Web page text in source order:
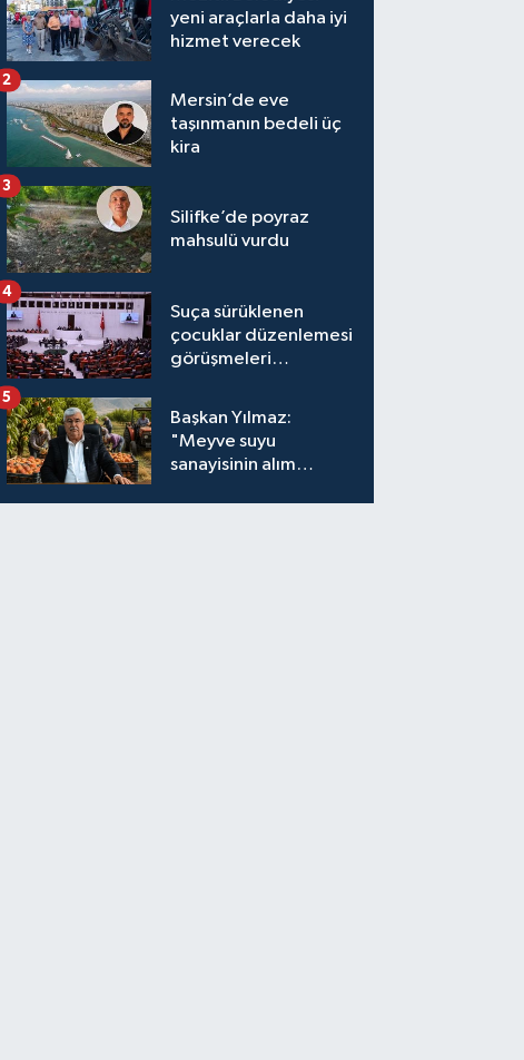
yeni araçlarla daha iyi
hizmet verecek
Mersin’de eve
taşınmanın bedeli üç
kira
2
Silifke’de poyraz
mahsulü vurdu
3
Suça sürüklenen
çocuklar düzenlemesi
görüşmeleri
4
Başkan Yılmaz:
"Meyve suyu
sanayisinin alım
5